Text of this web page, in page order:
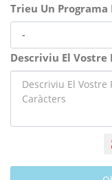
Trieu Un
Descriviu El Vostre